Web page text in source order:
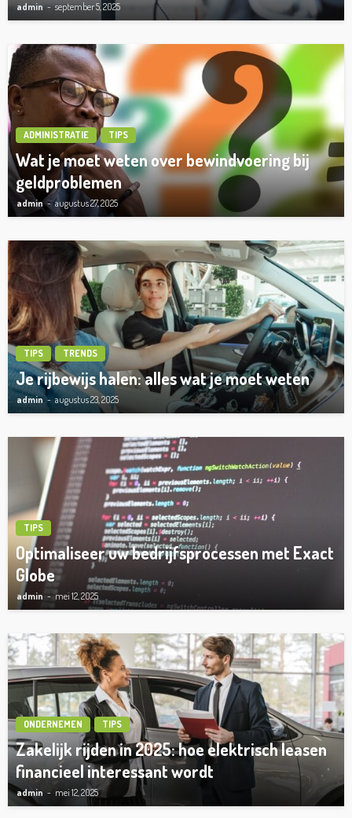
admin september 5, 2025
ADMINISTRATIE TIPS
Wat je moet weten over bewindvoering bij
geldproblemen
admin augustus 27, 2025
TIPS TRENDS
Je rijbewijs halen: alles wat je moet weten
admin augustus 23, 2025
TIPS
Optimaliseer uw bedrijfsprocessen met Exact
Globe
admin mei 12, 2025
ONDERNEMEN TIPS
Zakelijk rijden in 2025: hoe elektrisch leasen
financieel interessant wordt
admin mei 12, 2025